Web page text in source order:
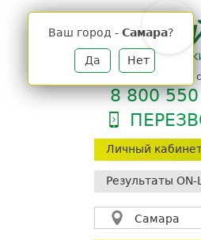
Личный
Результаты ON-
Самара
Ваш город - Самара?
Да Нет
телефон единой
8 800